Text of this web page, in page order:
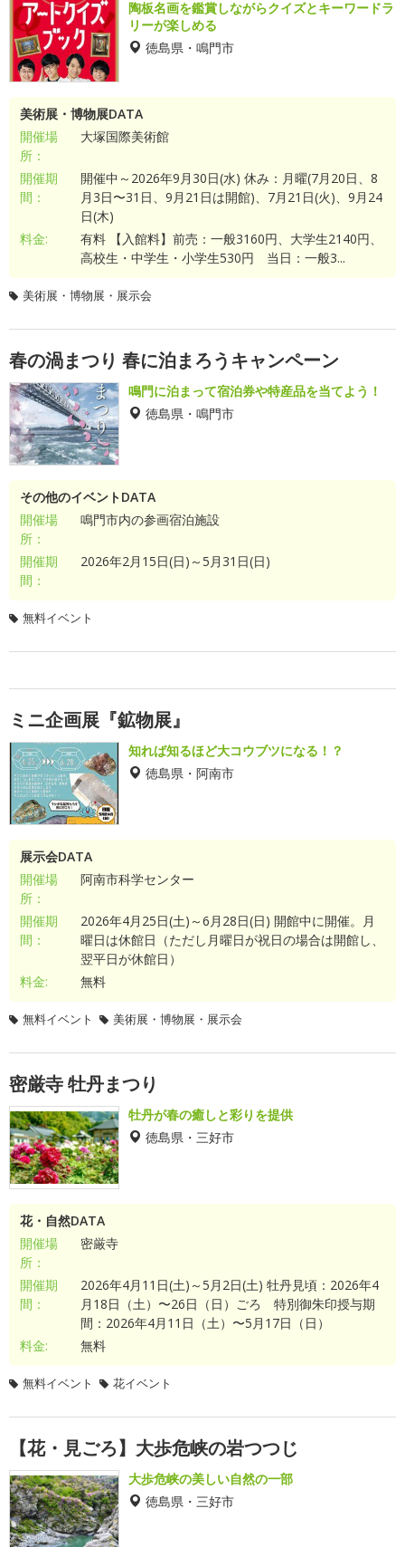
陶板名画を鑑賞しながらクイズとキーワードラ
リーが楽しめる
徳島県・鳴門市
美術展・博物展DATA
開催場
所：
大塚国際美術館
開催期
間：
開催中～2026年9月30日(水) 休み：月曜(7月20日、8
月3日〜31日、9月21日は開館)、7月21日(火)、9月24
日(木)
料金:
有料 【入館料】前売：一般3160円、大学生2140円、
高校生・中学生・小学生530円 当日：一般3...
美術展・博物展・展示会
春の渦まつり 春に泊まろうキャンペーン
鳴門に泊まって宿泊券や特産品を当てよう！
徳島県・鳴門市
その他のイベントDATA
開催場
所：
鳴門市内の参画宿泊施設
開催期
間：
2026年2月15日(日)～5月31日(日)
無料イベント
ミニ企画展『鉱物展』
知れば知るほど大コウブツになる！？
徳島県・阿南市
展示会DATA
開催場
所：
阿南市科学センター
開催期
間：
2026年4月25日(土)～6月28日(日) 開館中に開催。月
曜日は休館日（ただし月曜日が祝日の場合は開館し、
翌平日が休館日）
料金:
無料
無料イベント 美術展・博物展・展示会
密厳寺 牡丹まつり
牡丹が春の癒しと彩りを提供
徳島県・三好市
花・自然DATA
開催場
所：
密厳寺
開催期
間：
2026年4月11日(土)～5月2日(土) 牡丹見頃：2026年4
月18日（土）〜26日（日）ごろ 特別御朱印授与期
間：2026年4月11日（土）〜5月17日（日）
料金:
無料
無料イベント 花イベント
【花・見ごろ】大歩危峡の岩つつじ
大歩危峡の美しい自然の一部
徳島県・三好市